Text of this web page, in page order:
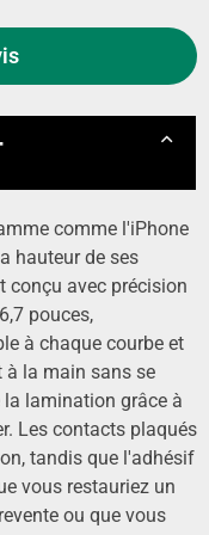
comme l'iPhone
hauteur de ses
conçu avec précision
pouces,
à chaque courbe et
à la main sans se
lamination grâce à
Les contacts plaqués
tandis que l'adhésif
vous restauriez un
ou que vous